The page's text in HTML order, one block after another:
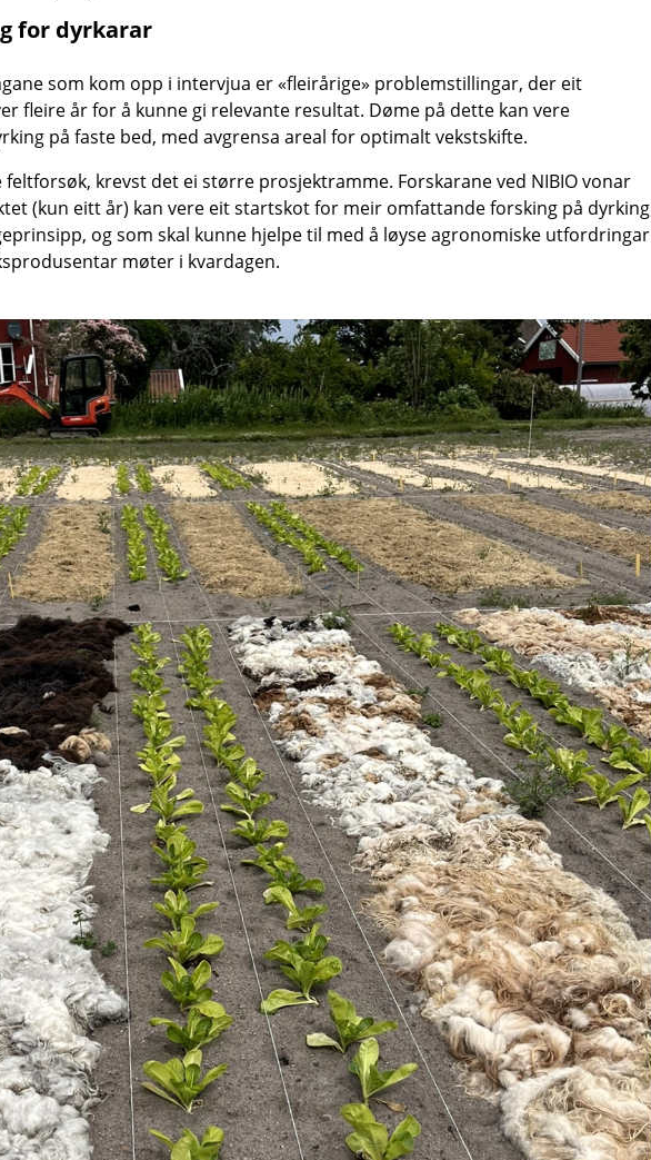
for dyrkarar
som kom opp i intervjua er «fleirårige» problemstillingar, der eit
fleire år for å kunne gi relevante resultat. Døme på dette kan vere
på faste bed, med avgrensa areal for optimalt vekstskifte.
feltforsøk, krevst det ei større prosjektramme. Forskarane ved NIBIO vonar
(kun eitt år) kan vere eit startskot for meir omfattande forsking på dyrking
og som skal kunne hjelpe til med å løyse agronomiske utfordringar
møter i kvardagen.